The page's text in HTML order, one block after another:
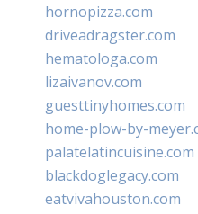
hornopizza.com
driveadragster.com
hematologa.com
lizaivanov.com
guesttinyhomes.com
home-plow-by-
palatelatincuisine.com
blackdoglegacy.com
eatvivahouston.com